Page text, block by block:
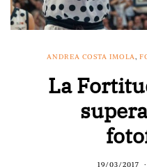
ANDREA COSTA IMOLA,
La
19/03/2017